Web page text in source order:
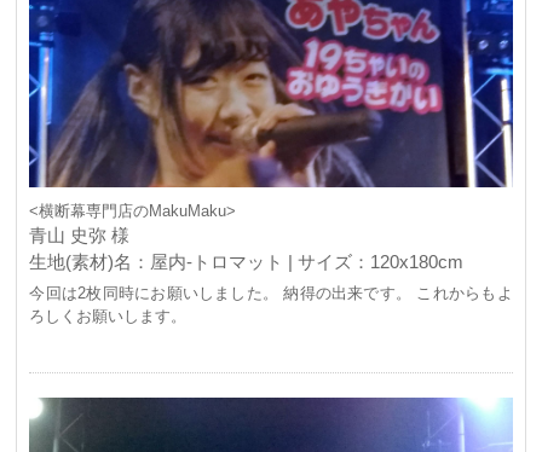
<横断幕専門店のMakuMaku>
青山 史弥 様
生地(素材)名：屋内-トロマット | サイズ：120x180cm
今回は2枚同時にお願いしました。 納得の出来です。 これからもよ
ろしくお願いします。